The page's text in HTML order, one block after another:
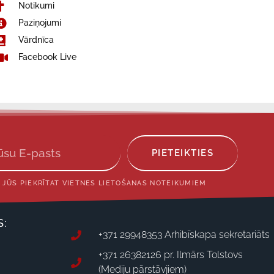
Notikumi
Paziņojumi
Vārdnīca
Facebook Live
PIETEIKTIES
PIEKRĪTAT VIETNES LIETOŠANAS NOTEIKUMIEM
+371 29948353 Arhibīskapa sekretariāts
+371 26382126 pr. Ilmārs Tolstovs
(Mediju pārstāvjiem)